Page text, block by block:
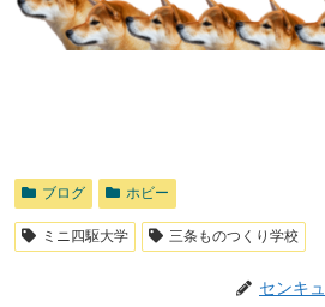
ブログ ホビー
ミニ四駆大学 三条ものつくり学校
センキ